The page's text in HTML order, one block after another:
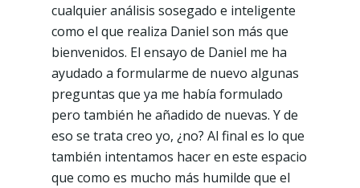
cualquier análisis sosegado e inteligente
como el que realiza Daniel son más que
bienvenidos. El ensayo de Daniel me ha
ayudado a formularme de nuevo algunas
preguntas que ya me había formulado
pero también he añadido de nuevas. Y de
eso se trata creo yo, ¿no? Al final es lo que
también intentamos hacer en este espacio
que como es mucho más humilde que el